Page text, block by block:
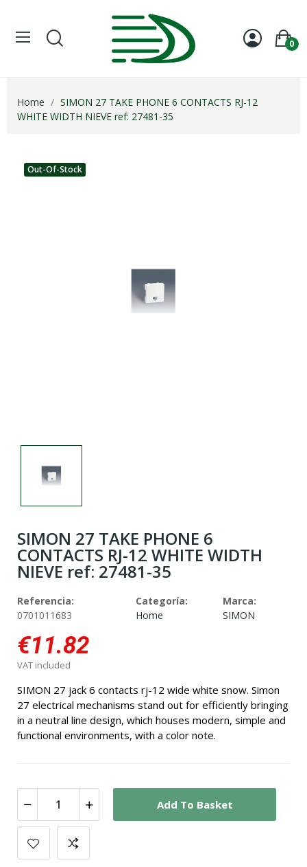
0
Home
SIMON 27 TAKE PHONE 6 CONTACTS RJ-12
WHITE WIDTH NIEVE ref: 27481-35
Out-Of-Stock
SIMON 27 TAKE PHONE 6
CONTACTS RJ-12 WHITE WIDTH
NIEVE ref: 27481-35
Referencia:
0701011683
Categoría:
Home
Marca:
SIMON
€11.82
VAT included
SIMON 27 jack 6 contacts rj-12 wide white snow. Simon
27 electrical mechanisms stand out for efficiently bringing
in a neutral line design, which houses modern, simple and
functional environments, with a color note.
Add To Basket